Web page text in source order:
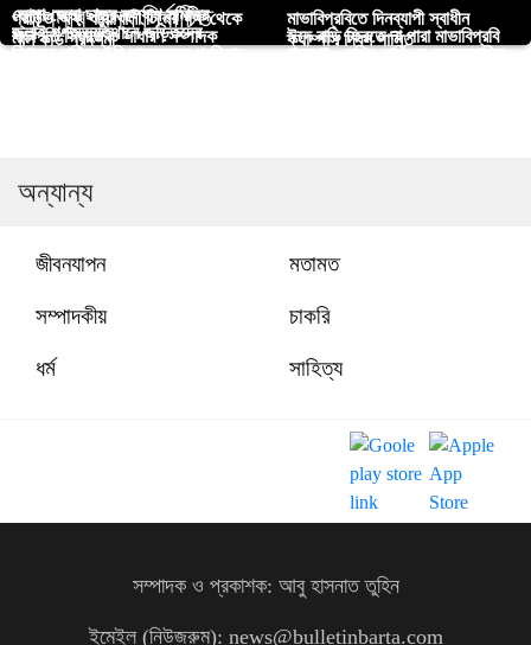
আপনার জন্য নির্বাচিত
প্রাউড অফ পটুয়াখালী টিমের পক্ষ থেকে
লাল কার্ড প্রদর্শনী
মাভাবিপ্রবিতে দিনব্যাপী স্বাধীন
ক্যাম্পাস দিবস পালিত
ভোলা জেলা ছাত্র কল্যাণ সমিতির
সভাপতি সিফাত ও সাধারণ সম্পাদক
ঈদে বাড়ি ফিরতে না পারা মাভাবিপ্রবি
জুলাই গণঅভ্যুত্থানে জড়িতদের
বিচারের দাবিতে ইবি ছাত্রদলের প্রতিবাদ
গবেষণা: মেশিন লার্নিংয়ে ব্রুসেলোসিস
অন্যান্য
জীবনযাপন মতামত
সম্পাদকীয় চাকরি
ধর্ম সাহিত্য
সম্পাদক ও প্রকাশক: আবু হাসনাত তুহিন
ইমেইল (নিউজরুম): news@bulletinbarta.com